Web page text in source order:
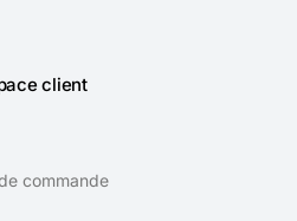
client
commande